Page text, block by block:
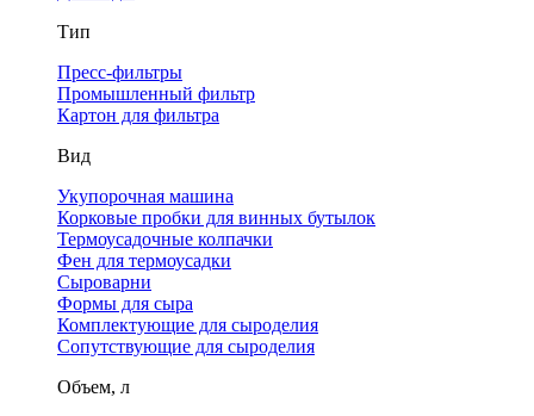
Тип
Пресс-фильтры
Промышленный фильтр
Картон для фильтра
Вид
Укупорочная машина
Корковые пробки для винных бутылок
Термоусадочные колпачки
Фен для термоусадки
Сыроварни
Формы для сыра
Комплектующие для сыроделия
Сопутствующие для сыроделия
Объем, л